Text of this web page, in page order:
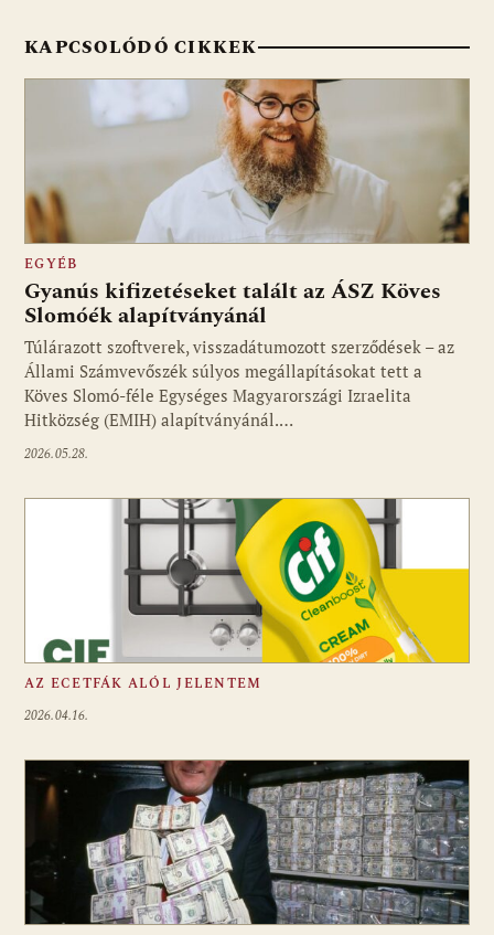
KAPCSOLÓDÓ CIKKEK
EGYÉB
Gyanús kifizetéseket talált az ÁSZ Köves
Slomóék alapítványánál
Túlárazott szoftverek, visszadátumozott szerződések – az
Állami Számvevőszék súlyos megállapításokat tett a
Köves Slomó-féle Egységes Magyarországi Izraelita
Hitközség (EMIH) alapítványánál.…
2026.05.28.
AZ ECETFÁK ALÓL JELENTEM
2026.04.16.